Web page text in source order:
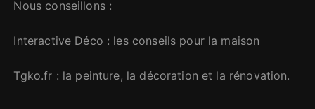
Nous conseillons :
Interactive Déco : les conseils pour la maison
Tgko.fr : la peinture, la décoration et la rénovation.